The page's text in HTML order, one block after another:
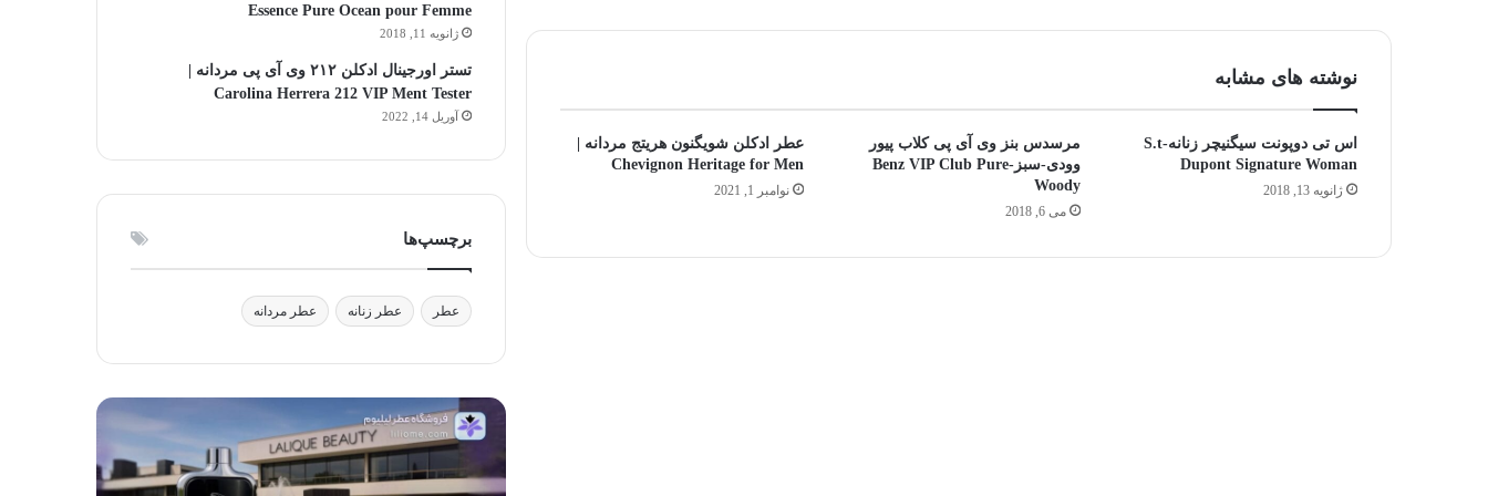
نوشته های مشابه
اس تی دوپونت سیگنیچر زنانه-S.t
Dupont Signature Woman
ژانویه 13, 2018
مرسدس بنز وی آی پی کلاب پیور
وودی-سبز-Benz VIP Club Pure
Woody
می 6, 2018
عطر ادکلن شویگنون هریتج مردانه |
Chevignon Heritage for Men
نوامبر 1, 2021
Essence Pure Ocean pour Femme
ژانویه 11, 2018
تستر اورجینال ادکلن ۲۱۲ وی آی پی مردانه |
Carolina Herrera 212 VIP Ment Tester
آوریل 14, 2022
برچسپ‌ها
عطر عطر زنانه عطر مردانه
لالیک
بیوتی:
هنر،
آیا
عطر